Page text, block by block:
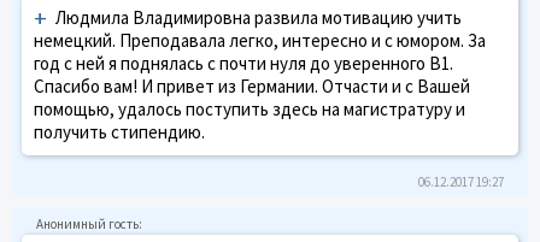
+ Людмила Владимировна развила мотивацию учить
немецкий. Преподавала легко, интересно и с юмором. За
год с ней я поднялась с почти нуля до уверенного В1.
Спасибо вам! И привет из Германии. Отчасти и с Вашей
помощью, удалось поступить здесь на магистратуру и
получить стипендию.
06.12.2017 19:27